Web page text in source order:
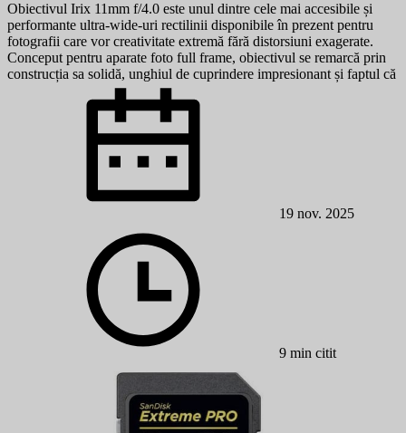
Obiectivul Irix 11mm f/4.0 este unul dintre cele mai accesibile și
performante ultra-wide-uri rectilinii disponibile în prezent pentru
fotografii care vor creativitate extremă fără distorsiuni exagerate.
Conceput pentru aparate foto full frame, obiectivul se remarcă prin
construcția sa solidă, unghiul de cuprindere impresionant și faptul că
19 nov. 2025
9 min citit